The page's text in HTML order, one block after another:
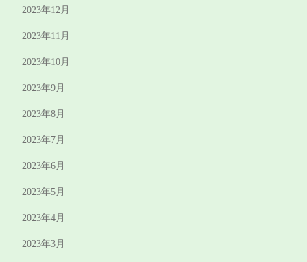
2023年12月
2023年11月
2023年10月
2023年9月
2023年8月
2023年7月
2023年6月
2023年5月
2023年4月
2023年3月